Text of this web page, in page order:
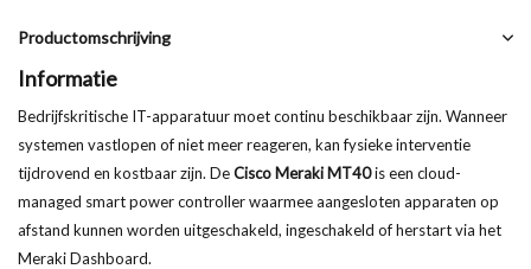
Productomschrijving
Informatie
Bedrijfskritische IT-apparatuur moet continu beschikbaar zijn. Wanneer
systemen vastlopen of niet meer reageren, kan fysieke interventie
tijdrovend en kostbaar zijn. DeCisco Meraki MT40is een cloud-
managed smart power controller waarmee aangesloten apparaten op
afstand kunnen worden uitgeschakeld, ingeschakeld of herstart via het
Meraki Dashboard.